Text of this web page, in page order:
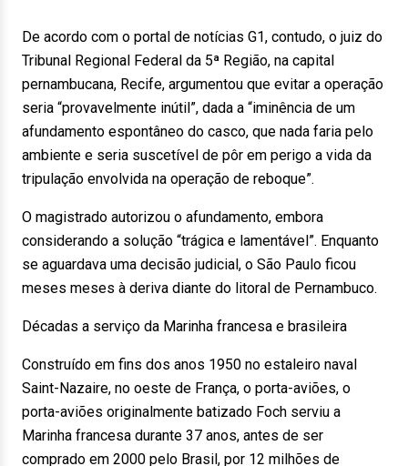
De acordo com o portal de notícias G1, contudo, o juiz do
Tribunal Regional Federal da 5ª Região, na capital
pernambucana, Recife, argumentou que evitar a operação
seria “provavelmente inútil”, dada a “iminência de um
afundamento espontâneo do casco, que nada faria pelo
ambiente e seria suscetível de pôr em perigo a vida da
tripulação envolvida na operação de reboque”.
O magistrado autorizou o afundamento, embora
considerando a solução “trágica e lamentável”. Enquanto
se aguardava uma decisão judicial, o São Paulo ficou
meses meses à deriva diante do litoral de Pernambuco.
Décadas a serviço da Marinha francesa e brasileira
Construído em fins dos anos 1950 no estaleiro naval
Saint-Nazaire, no oeste de França, o porta-aviões, o
porta-aviões originalmente batizado Foch serviu a
Marinha francesa durante 37 anos, antes de ser
comprado em 2000 pelo Brasil, por 12 milhões de